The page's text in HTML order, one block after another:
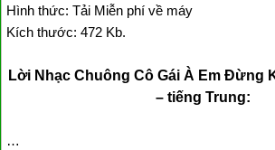
Hình thức: Tải Miễn phí về máy
Kích thước: 472 Kb.
Lời Nhạc Chuông Cô Gái À Em Đừng
– tiếng Trung:
…